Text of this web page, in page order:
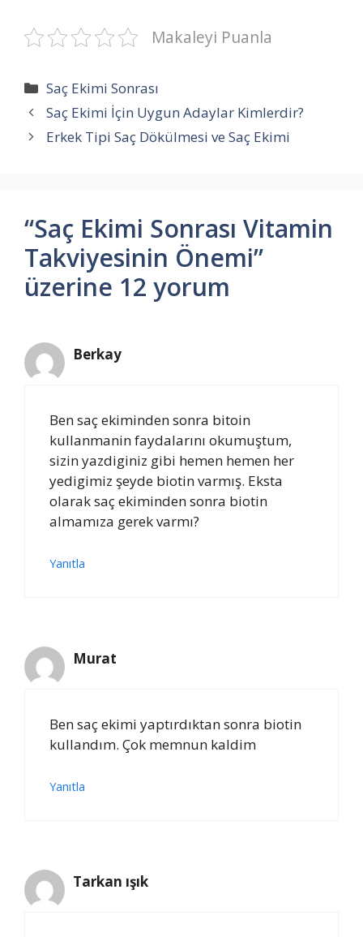
Makaleyi Puanla
Kategoriler
Saç Ekimi Sonrası
Saç Ekimi İçin Uygun Adaylar Kimlerdir?
Erkek Tipi Saç Dökülmesi ve Saç Ekimi
“Saç Ekimi Sonrası Vitamin
Takviyesinin Önemi”
üzerine 12 yorum
Berkay
Ben saç ekiminden sonra bitoin
kullanmanin faydalarını okumuştum,
sizin yazdiginiz gibi hemen hemen her
yedigimiz şeyde biotin varmış. Eksta
olarak saç ekiminden sonra biotin
almamıza gerek varmı?
Yanıtla
Murat
Ben saç ekimi yaptırdıktan sonra biotin
kullandım. Çok memnun kaldim
Yanıtla
Tarkan ışık